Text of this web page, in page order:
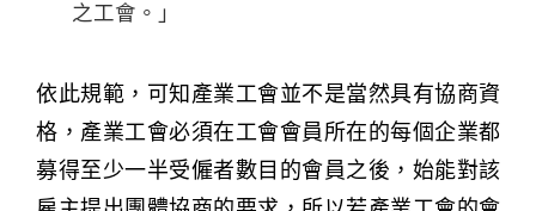
之工會。」
依此規範，可知產業工會並不是當然具有協商資
格，產業工會必須在工會會員所在的每個企業都
募得至少一半受僱者數目的會員之後，始能對該